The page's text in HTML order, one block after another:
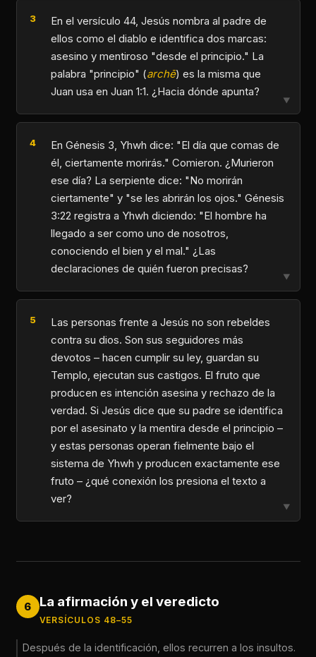
En el versículo 44, Jesús nombra al padre de
ellos como el diablo e identifica dos marcas:
asesino y mentiroso "desde el principio." La
palabra "principio" (archē) es la misma que
Juan usa en Juan 1:1. ¿Hacia dónde apunta?
▼
En Génesis 3, Yhwh dice: "El día que comas de
él, ciertamente morirás." Comieron. ¿Murieron
ese día? La serpiente dice: "No morirán
ciertamente" y "se les abrirán los ojos." Génesis
3:22 registra a Yhwh diciendo: "El hombre ha
llegado a ser como uno de nosotros,
conociendo el bien y el mal." ¿Las
declaraciones de quién fueron precisas?
▼
Las personas frente a Jesús no son rebeldes
contra su dios. Son sus seguidores más
devotos – hacen cumplir su ley, guardan su
Templo, ejecutan sus castigos. El fruto que
producen es intención asesina y rechazo de la
verdad. Si Jesús dice que su padre se identifica
por el asesinato y la mentira desde el principio –
y estas personas operan fielmente bajo el
sistema de Yhwh y producen exactamente ese
fruto – ¿qué conexión los presiona el texto a
ver?
▼
6 La afirmación y el veredicto
VERSÍCULOS 48–55
Después de la identificación, ellos recurren a los insultos.